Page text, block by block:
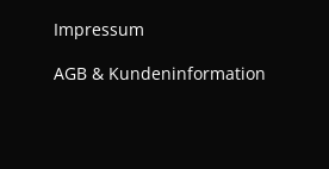
Impressum
AGB & Kundeninformation